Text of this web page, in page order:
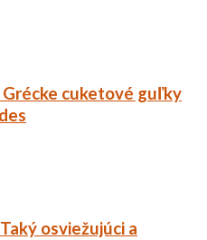
Grécke cuketové guľky
osviežujúci a